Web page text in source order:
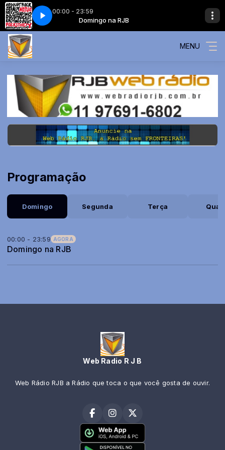
00:00 - 23:59
na RJB Domingo na RJB
It All No Doubt - Underneath It All
MENU
Programação
Domingo Segunda Terça
00:00 - 23:59 AGORA
Domingo na RJB
Web Radio R J B
Web Rádio RJB a Rádio que toca o que você gosta de ouvir.